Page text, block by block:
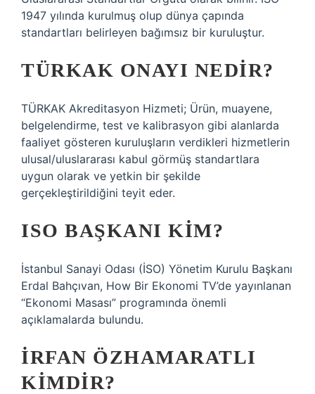
1947 yılında kurulmuş olup dünya çapında
standartları belirleyen bağımsız bir kuruluştur.
TÜRKAK ONAYI NEDIR?
TÜRKAK Akreditasyon Hizmeti; Ürün, muayene,
belgelendirme, test ve kalibrasyon gibi alanlarda
faaliyet gösteren kuruluşların verdikleri hizmetlerin
ulusal/uluslararası kabul görmüş standartlara
uygun olarak ve yetkin bir şekilde
gerçekleştirildiğini teyit eder.
ISO BAŞKANI KIM?
İstanbul Sanayi Odası (İSO) Yönetim Kurulu Başkanı
Erdal Bahçıvan, How Bir Ekonomi TV’de yayınlanan
“Ekonomi Masası” programında önemli
açıklamalarda bulundu.
İRFAN ÖZHAMARATLI
KIMDIR?